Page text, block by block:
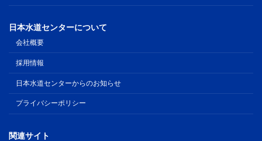
日本水道センターについて
会社概要
採用情報
日本水道センターからのお知らせ
プライバシーポリシー
関連サイト